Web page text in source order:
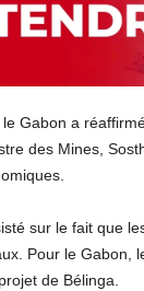
Gabon a
des Mines,
sur le fait que
Pour le Gabon,
de Bélinga.